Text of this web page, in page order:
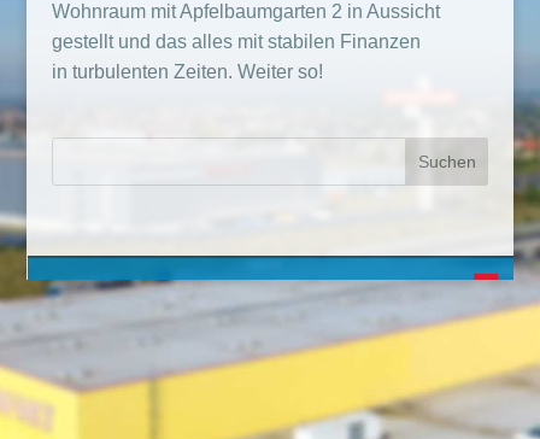
Wohnraum mit Apfelbaumgarten 2 in Aussicht
gestellt und das alles mit stabilen Finanzen
in turbulenten Zeiten. Weiter so!